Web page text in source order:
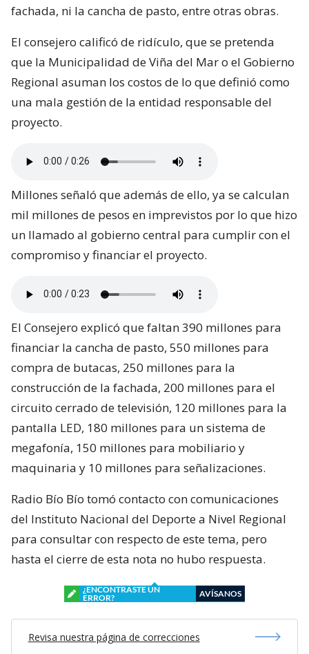
fachada, ni la cancha de pasto, entre otras obras.
El consejero calificó de ridículo, que se pretenda
que la Municipalidad de Viña del Mar o el Gobierno
Regional asuman los costos de lo que definió como
una mala gestión de la entidad responsable del
proyecto.
Millones señaló que además de ello, ya se calculan
mil millones de pesos en imprevistos por lo que hizo
un llamado al gobierno central para cumplir con el
compromiso y financiar el proyecto.
El Consejero explicó que faltan 390 millones para
financiar la cancha de pasto, 550 millones para
compra de butacas, 250 millones para la
construcción de la fachada, 200 millones para el
circuito cerrado de televisión, 120 millones para la
pantalla LED, 180 millones para un sistema de
megafonía, 150 millones para mobiliario y
maquinaria y 10 millones para señalizaciones.
Radio Bío Bío tomó contacto con comunicaciones
del Instituto Nacional del Deporte a Nivel Regional
para consultar con respecto de este tema, pero
hasta el cierre de esta nota no hubo respuesta.
¿ENCONTRASTE UN
ERROR?
AVÍSANOS
Revisa nuestra página de correcciones